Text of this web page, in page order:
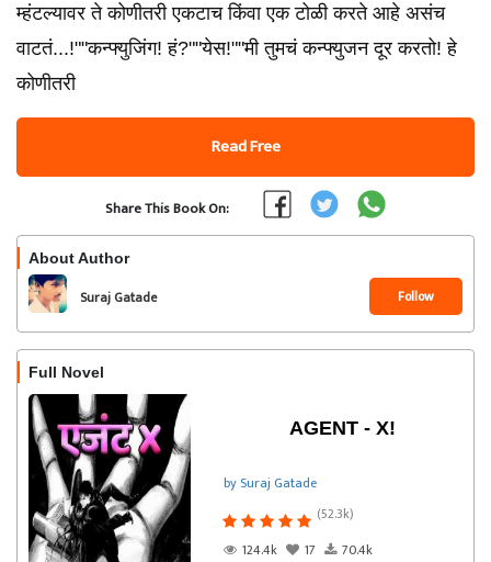
म्हंटल्यावर ते कोणीतरी एकटाच किंवा एक टोळी करते आहे असंच
वाटतं...!""कन्फ्युजिंग! हं?""येस!""मी तुमचं कन्फ्युजन दूर करतो! हे
कोणीतरी
Read Free
Share This Book On:
About Author
Suraj Gatade Follow
Full Novel
AGENT - X!
by Suraj Gatade
(52.3k)
124.4k
17 70.4k